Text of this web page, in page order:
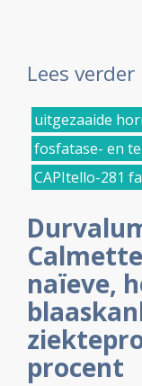
Lees verder
uitgezaaide
fosfatase- en
CAPItello-281
naïeve,
procent